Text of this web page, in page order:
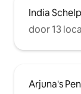
India
door 13
Arjuna's